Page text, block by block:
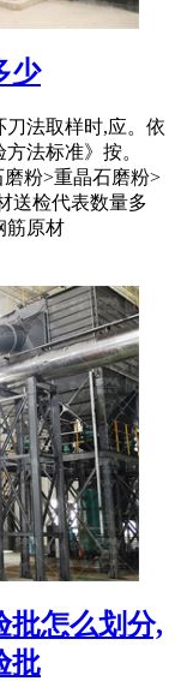
少
刀法取样时,应。依
法标准》按。
磨粉>重晶石磨粉>
送检代表数量多
筋原材
批怎么划分,
批